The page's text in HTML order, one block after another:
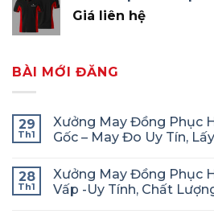
Giá liên hệ
BÀI MỚI ĐĂNG
29
Th1
Xưởng May Đồng Phục
Gốc – May Đo Uy Tín,
28
Th1
Xưởng May Đồng Phục
Vấp -Uy Tính, Chất